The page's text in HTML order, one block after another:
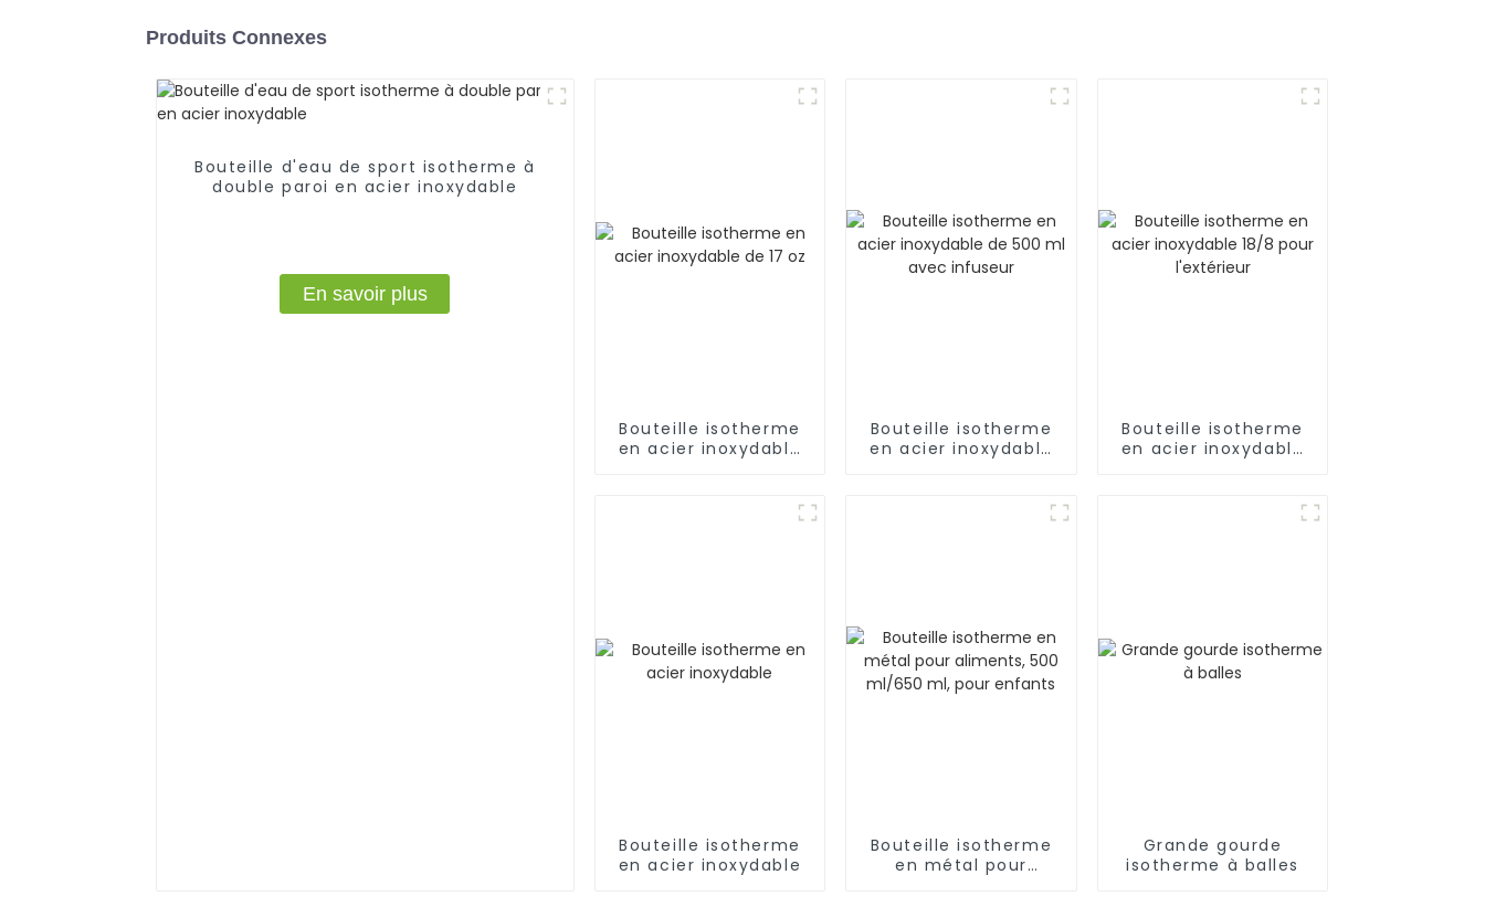
Produits Connexes
Bouteille d'eau de sport isotherme à
double paroi en acier inoxydable
En savoir plus
Bouteille isotherme
en acier inoxydable
Bouteille isotherme
en acier inoxydable
Bouteille isotherme
en acier inoxydable
Bouteille isotherme
en acier inoxydable
Bouteille isotherme
en métal pour
Grande gourde
isotherme à balles